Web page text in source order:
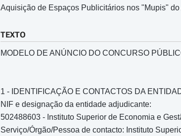
Aquisição de Espaços Publicitários nos "Mupis"
TEXTO
MODELO DE ANÚNCIO DO CONCURSO
1 - IDENTIFICAÇÃO E CONTACTOS DA
NIF e designação da entidade adjudicante:
502488603 - Instituto Superior de Economia e
Serviço/Órgão/Pessoa de contacto: Instituto